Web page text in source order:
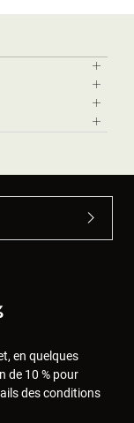
en quelques
de 10 % pour
des conditions